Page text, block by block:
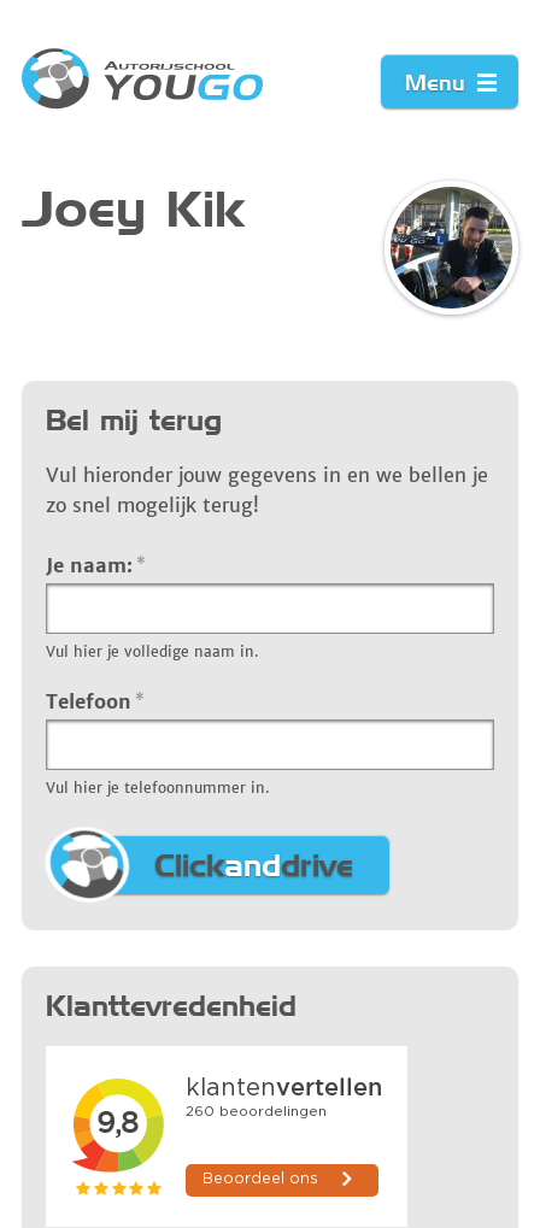
Menu
Acties
Contact
Joey Kik
Bel mij terug
Vul hieronder jouw gegevens in en we bellen je
zo snel mogelijk terug!
Je naam: *
Vul hier je volledige naam in.
Telefoon *
Vul hier je telefoonnummer in.
Clickanddrive
Klanttevredenheid